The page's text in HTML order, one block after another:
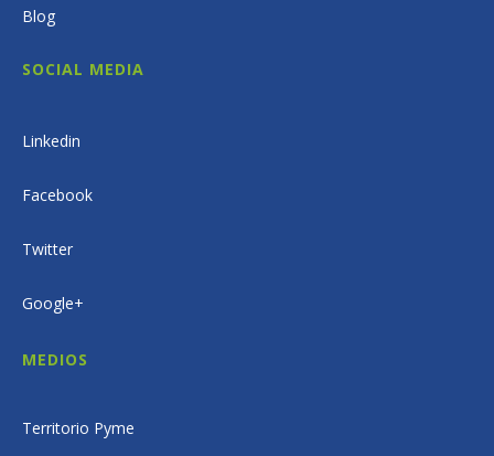
Blog
SOCIAL MEDIA
Linkedin
Facebook
Twitter
Google+
MEDIOS
Territorio Pyme